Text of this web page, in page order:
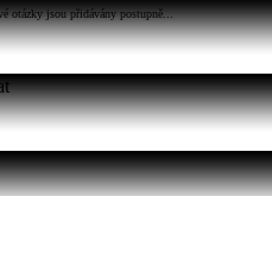
otázky jsou přidávány postupně...